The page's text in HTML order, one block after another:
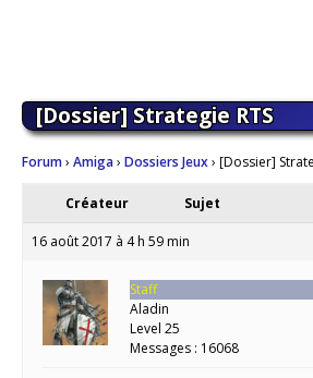
[Dossier] Strategie RTS
Forum› Amiga› Dossiers Jeux› [Dossier]
Créateur Sujet
16 août 2017 à 4 h 59 min
Staff
Aladin
Level 25
Messages : 16068